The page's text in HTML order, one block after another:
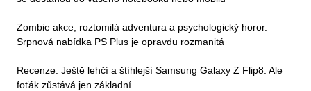
Zombie akce, roztomilá adventura a psychologický horor.
Srpnová nabídka PS Plus je opravdu rozmanitá
Recenze: Ještě lehčí a štíhlejší Samsung Galaxy Z Flip8. Ale
foťák zůstává jen základní